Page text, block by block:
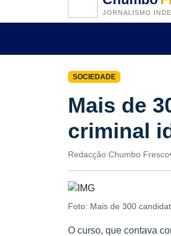
JORNALISMO
SOCIEDADE
Mais de
criminal
Redacção Chumbo Fresco
Foto: Mais de 300
O curso, que contava